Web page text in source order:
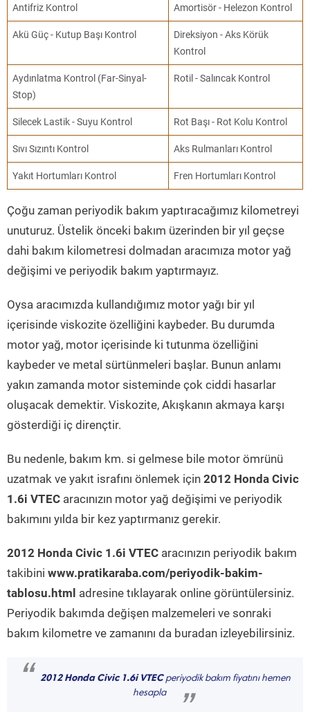
Antifriz Kontrol Amortisör - Helezon Kontrol
Akü Güç - Kutup Başı Kontrol
Direksiyon - Aks Körük
Kontrol
Aydınlatma Kontrol (Far-Sinyal-
Stop)
Rotil - Salıncak Kontrol
Silecek Lastik - Suyu Kontrol Rot Başı - Rot Kolu Kontrol
Sıvı Sızıntı Kontrol Aks Rulmanları Kontrol
Yakıt Hortumları Kontrol Fren Hortumları Kontrol
Çoğu zaman periyodik bakım yaptıracağımız kilometreyi
unuturuz. Üstelik önceki bakım üzerinden bir yıl geçse
dahi bakım kilometresi dolmadan aracımıza motor yağ
değişimi ve periyodik bakım yaptırmayız.
Oysa aracımızda kullandığımız motor yağı bir yıl
içerisinde viskozite özelliğini kaybeder. Bu durumda
motor yağ, motor içerisinde ki tutunma özelliğini
kaybeder ve metal sürtünmeleri başlar. Bunun anlamı
yakın zamanda motor sisteminde çok ciddi hasarlar
oluşacak demektir. Viskozite, Akışkanın akmaya karşı
gösterdiği iç dirençtir.
Bu nedenle, bakım km. si gelmese bile motor ömrünü
uzatmak ve yakıt israfını önlemek için 2012 Honda Civic
1.6i VTEC aracınızın motor yağ değişimi ve periyodik
bakımını yılda bir kez yaptırmanız gerekir.
2012 Honda Civic 1.6i VTEC aracınızın periyodik bakım
takibini www.pratikaraba.com/periyodik-bakim-
tablosu.html adresine tıklayarak online görüntülersiniz.
Periyodik bakımda değişen malzemeleri ve sonraki
bakım kilometre ve zamanını da buradan izleyebilirsiniz.
“ 2012 Honda Civic 1.6i VTECperiyodik bakım fiyatını hemen
hesapla